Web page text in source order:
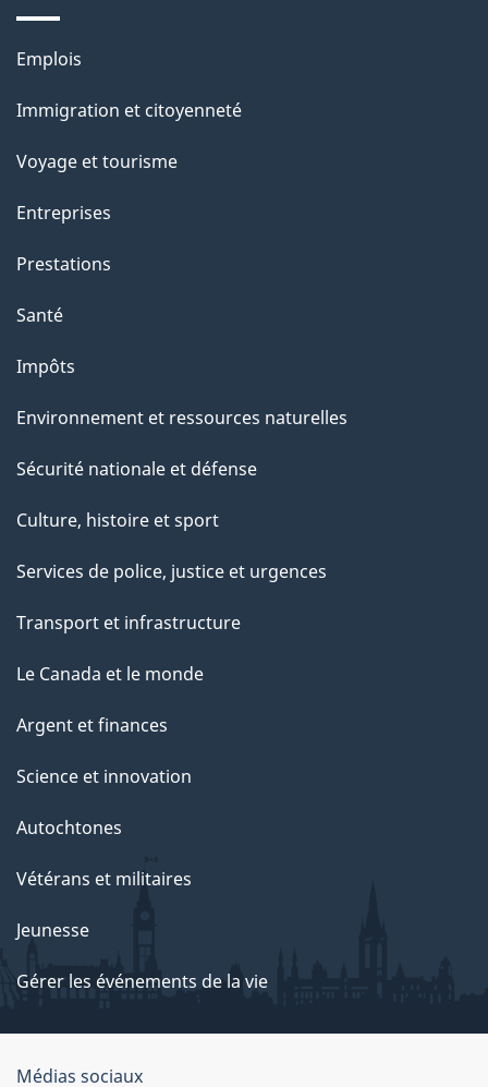
e
l
a
p
a
g
e
Thèmes
sujets
Emplois
Immigration et citoyenneté
Voyage et tourisme
Entreprises
Prestations
Santé
Impôts
Environnement et ressources naturelles
Sécurité nationale et défense
Culture, histoire et sport
Services de police, justice et urgences
Transport et infrastructure
Le Canada et le monde
Argent et finances
Science et innovation
Autochtones
Vétérans et militaires
Jeunesse
Gérer les événements de la vie
Médias sociaux